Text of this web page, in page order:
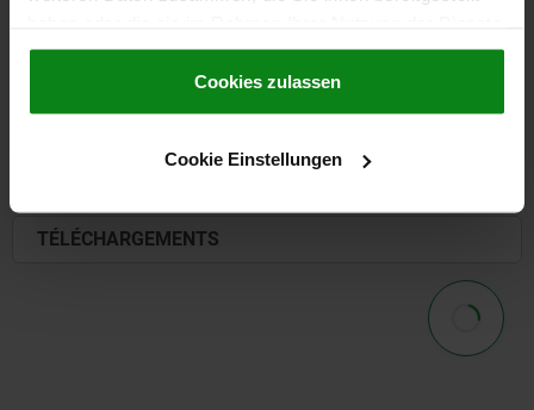
gesammelt haben.Cookie Richtlinien
Datenschutz|AGB
Cookies zulassen
Cookie Einstellungen
TÉLÉCHARGEMENTS